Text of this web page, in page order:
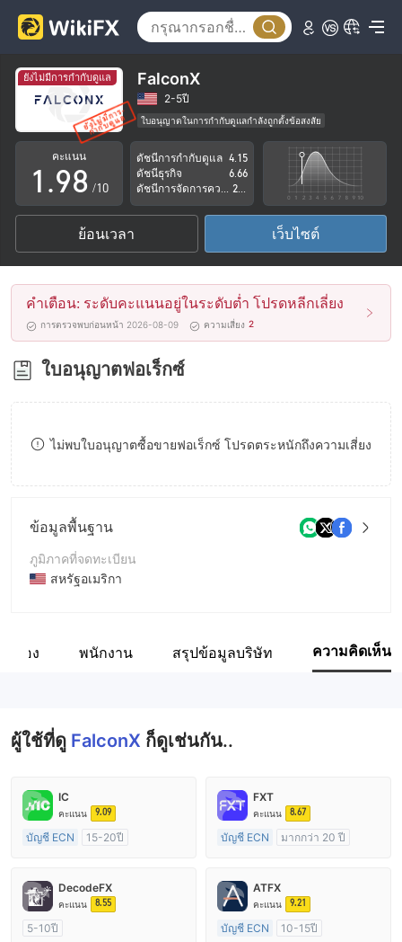
ยังไม่มีการกำกับดูแล FalconX
2-5ปี
ใบอนุญาตในการกำกับดูแลกำลังถูกตั้งข้อสงสัย
ระวังความเสี่ยงอันตรายที่อาจจะซ่อนอยู่
คะแนน
0
1
2
3
4
5
6
7
8
.
5
6
7
8
9
4
5
6
7
8
9
/10
ดัชนีการกำกับดูแล 4.15
ดัชนีธุรกิจ
6.66
ย้อนเวลา เว็บไซต์
คำเตือน: ระดับคะแนนอยู่ในระดับต่ำ โปรดหลีกเลี่ยง
การตรวจพบก่อนหน้า 2026-08-09 ความเสี่ยง 2
ใบอนุญาตฟอเร็กซ์
ไม่พบใบอนุญาตซื้อขายฟอเร็กซ์ โปรดตระหนักถึงความเสี่ยง
ข้อมูลพื้นฐาน
ภูมิภาคที่จดทะเบียน
สหรัฐอเมริกา
ชื่อบริษัท
วข้อง พนักงาน สรุปข้อมูลบริษัท ความคิดเห็น
ผู้ใช้ที่ดู FalconX ก็ดูเช่นกัน..
IC
คะแนน 9.09
บัญชี ECN
15-20ปี
ใบอนุญาต MT4 แบบเต็ม
FXT
คะแนน 8.67
บัญชี ECN
มากกว่า 20 ปี
ใบอนุญาต MT4 แบบเต็ม
DecodeFX
คะแนน 8.55
5-10ปี
ATFX
คะแนน 9.21
บัญชี ECN
10-15ปี